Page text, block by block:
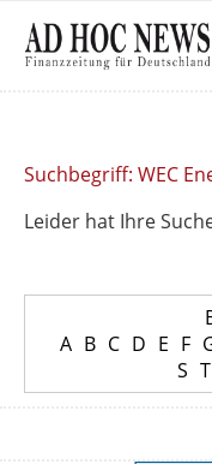
Suchbegriff: WEC
Leider hat Ihre
A B C D E F
S T